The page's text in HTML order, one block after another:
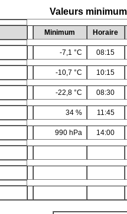
Valeurs
Minimum Horaire
-7,1 °C 08:15
-10,7 °C 10:15
-22,8 °C 08:30
34 % 11:45
990 hPa 14:00